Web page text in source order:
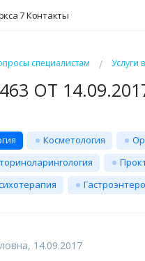
7Контакты
специалистам Услуги
ОТ
Косметология
14.09.2017